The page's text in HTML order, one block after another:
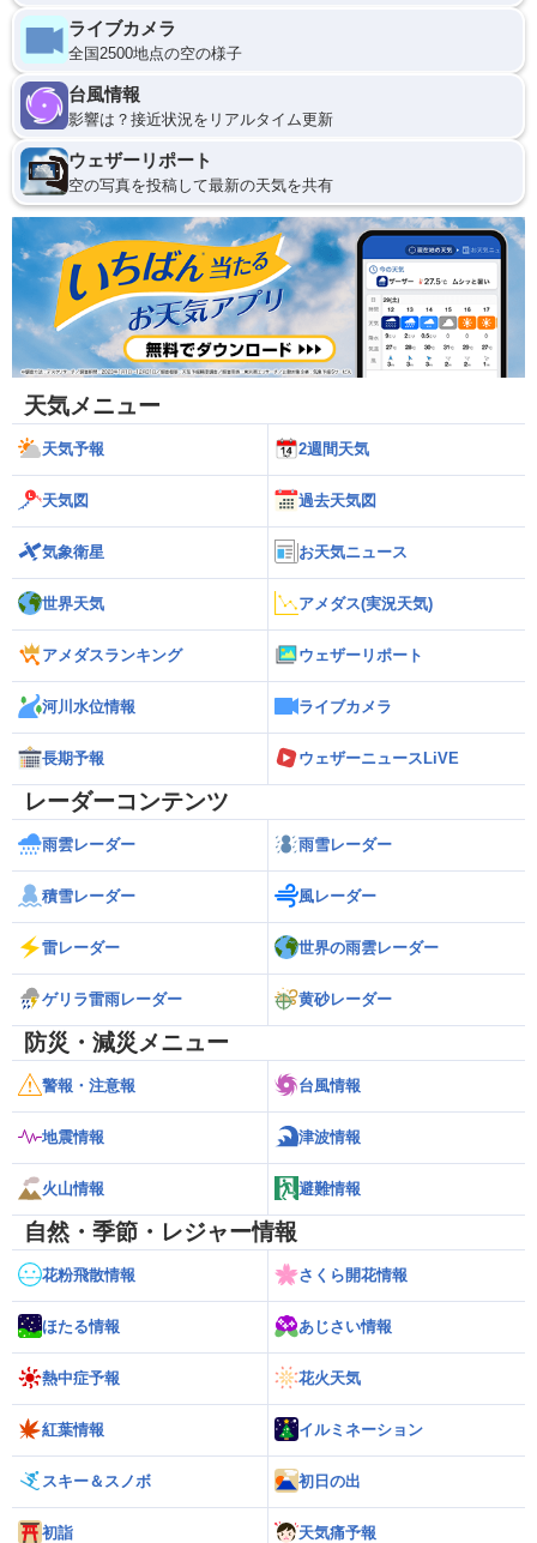
ライブカメラ
全国2500地点の空の様子
台風情報
影響は？接近状況をリアルタイム更新
ウェザーリポート
空の写真を投稿して最新の天気を共有
天気メニュー
天気予報 2週間天気
天気図 過去天気図
気象衛星 お天気ニュース
世界天気 アメダス(実況天気)
アメダスランキング ウェザーリポート
河川水位情報 ライブカメラ
長期予報 ウェザーニュースLiVE
レーダーコンテンツ
雨雲レーダー 雨雪レーダー
積雪レーダー 風レーダー
雷レーダー 世界の雨雲レーダー
ゲリラ雷雨レーダー 黄砂レーダー
防災・減災メニュー
警報・注意報 台風情報
地震情報 津波情報
火山情報 避難情報
自然・季節・レジャー情報
花粉飛散情報 さくら開花情報
ほたる情報 あじさい情報
熱中症予報 花火天気
紅葉情報 イルミネーション
スキー＆スノボ 初日の出
初詣 天気痛予報